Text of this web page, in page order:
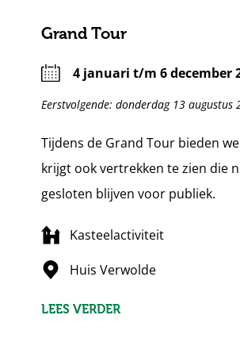
Grand Tour
4 januari t/m 6 december
Eerstvolgende: donderdag 13 augustus
Tijdens de Grand Tour bieden
krijgt ook vertrekken te zien die
gesloten blijven voor publiek.
Kasteelactiviteit
Huis Verwolde
LEES VERDER